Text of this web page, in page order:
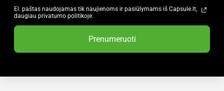
El. paštas naudojamas tik naujienoms ir pasiūlymams iš Capsule.lt,
daugiau privatumo politikoje.
Prenumeruoti